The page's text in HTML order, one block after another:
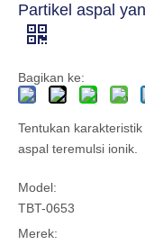
Partikel aspal
Bagikan ke:
Tentukan
aspal teremulsi ionik.
Model:
TBT-0653
Merek: